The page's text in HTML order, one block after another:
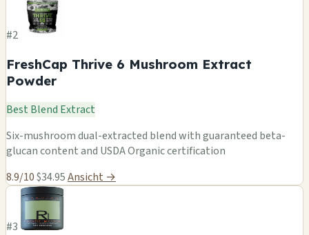
#2
FreshCap Thrive 6 Mushroom Extract
Powder
Best Blend Extract
Six-mushroom dual-extracted blend with guaranteed beta-
glucan content and USDA Organic certification
8.9/10$34.95Ansicht →
#3